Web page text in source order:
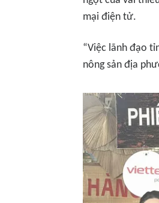
mại điện tử.
“Việc lãnh đạo
nông sản địa